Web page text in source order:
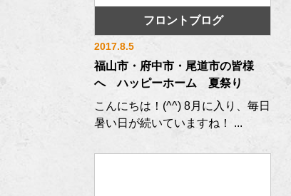
フロントブログ
2017.8.5
福山市・府中市・尾道市の皆様
へ ハッピーホーム 夏祭り
こんにちは！(^^) 8月に入り、毎日
暑い日が続いていますね！ ...